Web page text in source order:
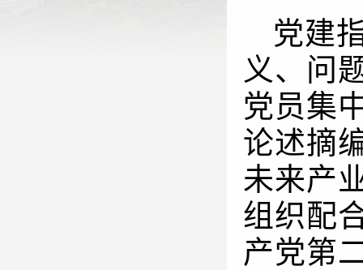
党建
义、问
党员集
论述摘
未来产
组织配
产党第